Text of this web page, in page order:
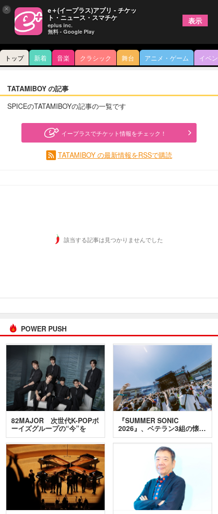
トップ 新着 音楽 クラシック 舞台 アニメ・ゲーム イベ
TATAMIBOY の記事
SPICEのTATAMIBOYの記事の一覧です
イープラスでチケット情報をチェック！
TATAMIBOY の最新情報をRSSで購読
該当する記事は見つかりませんでした
POWER PUSH
82MAJOR 次世代K-POPボ
ーイズグループの“今”を
訊…
『SUMMER SONIC
2026』、ベテラン3組の懐…
× e＋(イープラス)アプリ - チケッ
ト・ニュース・スマチケ
eplus inc.
無料 - Google Play
表示